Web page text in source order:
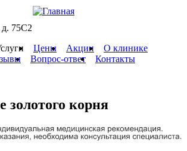
75C2
Цены Акции
О клинике
Вопрос-ответ
Контакты
золотого корня